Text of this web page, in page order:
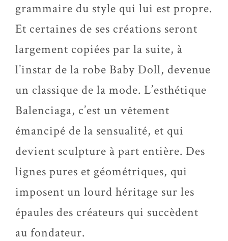
grammaire du style qui lui est propre.
Et certaines de ses créations seront
largement copiées par la suite, à
l’instar de la robe Baby Doll, devenue
un classique de la mode. L’esthétique
Balenciaga, c’est un vêtement
émancipé de la sensualité, et qui
devient sculpture à part entière. Des
lignes pures et géométriques, qui
imposent un lourd héritage sur les
épaules des créateurs qui succèdent
au fondateur.